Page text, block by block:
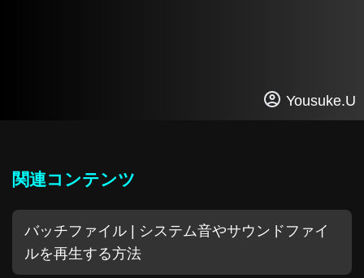
Yousuke.U
関連コンテンツ
バッチファイル | システム音やサウンドファイ
ルを再生する方法